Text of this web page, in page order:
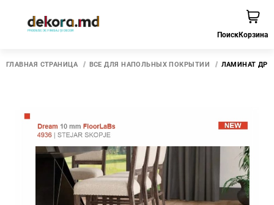
ПоискКорзина
ГЛАВНАЯ СТРАНИЦА ВСЕ ДЛЯ НАПОЛЬНЫХ ПОКРЫТИЙ ЛАМИНАТ